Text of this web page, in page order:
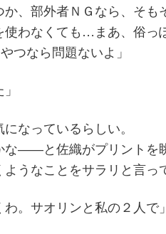
、部外者ＮＧなら、そも
使わなくても…まあ、俗っ
つなら問題ないよ」
なっているらしい。
な――と佐織がプリントを
うなことをサラリと言っ
。サオリンと私の２人で